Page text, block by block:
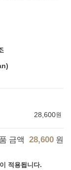
28,600원
금액 28,600 원
적용됩니다.